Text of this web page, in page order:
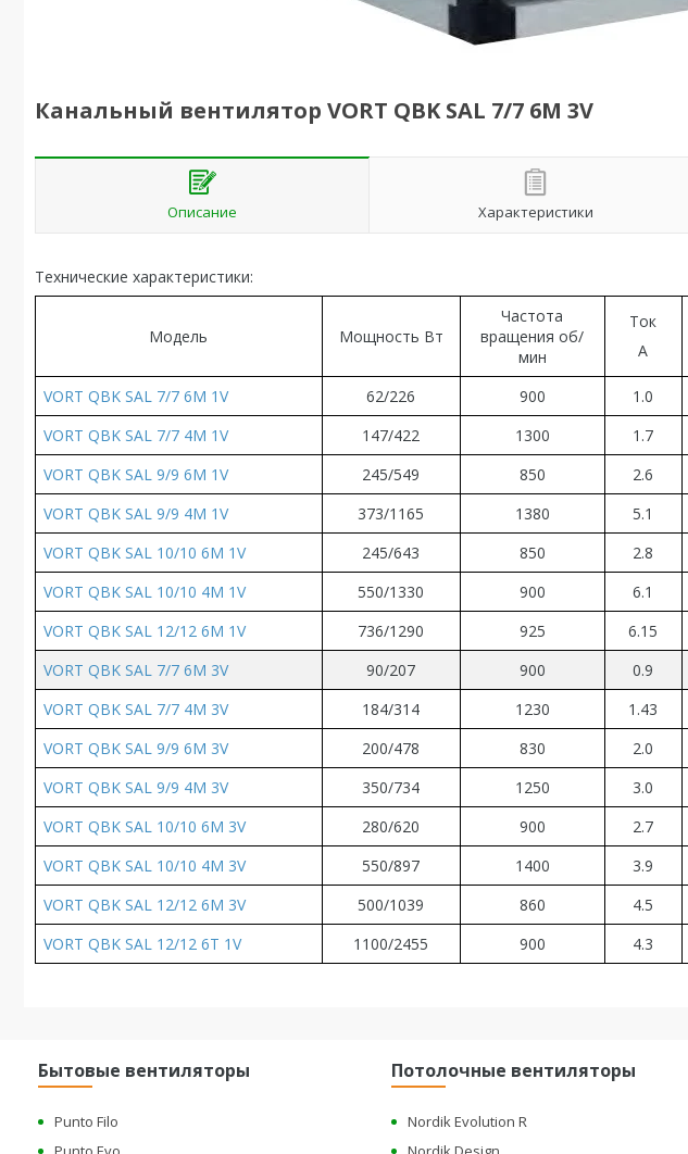
Канальный вентилятор VORT QBK SAL 7/7 6M 3V
Описание Характеристики
Технические характеристики:
Модель Мощность Вт
Частота
вращения об/
мин
Ток
А
VORT QBK SAL 7/7 6M 1V 62/226 900 1.0
VORT QBK SAL 7/7 4M 1V
147/422 1 300 1.7
VORT QBK SAL 9/9 6M 1V
245/549 850 2.6
VORT QBK SAL 9/9 4M 1V
373/1165 1380 5.1
VORT QBK SAL 10/10 6M 1V
245/643 850 2.8
VORT QBK SAL 10/10 4M 1V
550/1330 900 6.1
VORT QBK SAL 12/12 6M 1V
736/1290 925 6.15
VORT QBK SAL 7/7 6M 3V
90/207 900 0.9
VORT QBK SAL 7/7 4M 3V
184/314 1230 1.43
VORT QBK SAL 9/9 6M 3V
200/478 830 2.0
VORT QBK SAL 9/9 4M 3V
350/734 1250 3.0
VORT QBK SAL 10/10 6M 3V
280/620 900 2.7
VORT QBK SAL 10/10 4M 3V
550/897 1400 3.9
VORT QBK SAL 12/12 6M 3V
500/1039 860 4.5
VORT QBK SAL 12/12 6T 1V
1100/2455 900 4.3
Бытовые вентиляторы
Punto Filo
Потолочные вентиляторы
Nordik Evolution R